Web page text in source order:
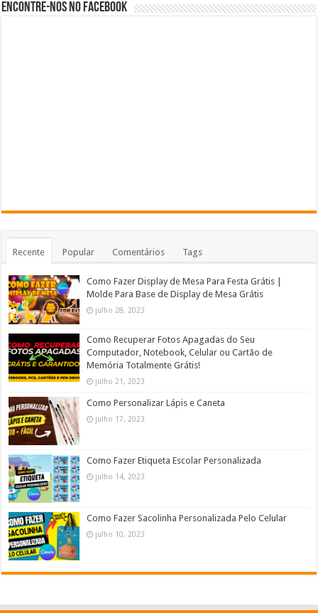
Encontre-nos no Facebook
Recente Popular Comentários Tags
Como Fazer Display de Mesa Para Festa Grátis |
Molde Para Base de Display de Mesa Grátis
julho 28, 2023
Como Recuperar Fotos Apagadas do Seu
Computador, Notebook, Celular ou Cartão de
Memória Totalmente Grátis!
julho 21, 2023
Como Personalizar Lápis e Caneta
julho 17, 2023
Como Fazer Etiqueta Escolar Personalizada
julho 14, 2023
Como Fazer Sacolinha Personalizada Pelo Celular
julho 10, 2023